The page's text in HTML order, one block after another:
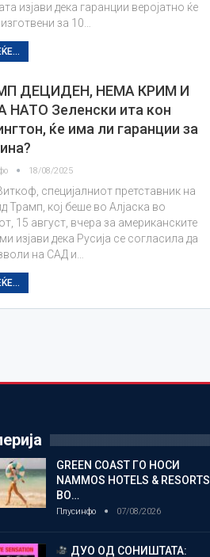
изјави дека гаранции веројатно ќе
за 10…
ДЕЦИДЕН, НЕМА КРИМ И
НАТО Зеленски ита кон
ќе има ли гаранции за
18/08/2025
специјалниот претставник на
Трамп, кој беше во Алјаска во
15 август, вчера за американските
изјави дека Русија се согласила да
на САД и…
GREEN COAST ГО НОСИ
NAMMOS HOTELS & RESORTS
ВО…
Плусинфо 07/08/2026
ДУО ОД СОНИШТАТА: